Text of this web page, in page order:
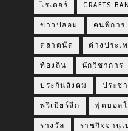
ไรเดอร์ CRAFTS
ข่าวปลอม คนพิการ
ตลาดนัด ต่างประเ
ท้องถิ่น นักวิชาการ
ประกันสังคม ประช
พรีเมียร์ลีก ฟุตบอล
รางวัล ราชกิจจานุเ